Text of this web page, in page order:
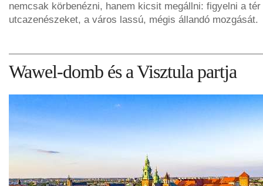
nemcsak körbenézni, hanem kicsit megállni: figyelni a
utcazenészeket, a város lassú, mégis állandó mozgását.
Wawel-domb és a Visztula partja